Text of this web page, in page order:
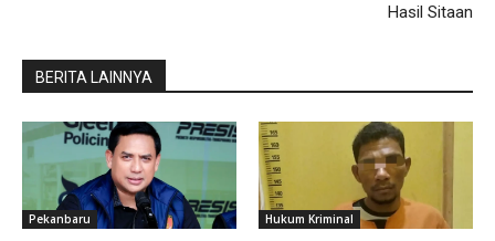
Hasil Sitaan
BERITA LAINNYA
Pekanbaru Hukum Kriminal